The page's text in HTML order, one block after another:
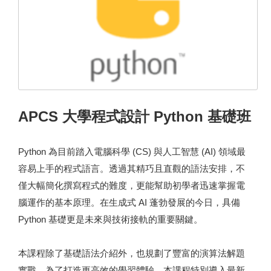
APCS 大學程式設計 Python 基礎班
Python 為目前踏入電腦科學 (CS) 與人工智慧 (AI) 領域最
容易上手的程式語言。透過其精巧且直觀的語法安排，不
僅大幅簡化撰寫程式的難度，更能幫助初學者迅速掌握電
腦運作的基本原理。在生成式 AI 蓬勃發展的今日，具備
Python 基礎更是未來與技術接軌的重要關鍵。
本課程除了基礎語法介紹外，也規劃了豐富的演算法解題